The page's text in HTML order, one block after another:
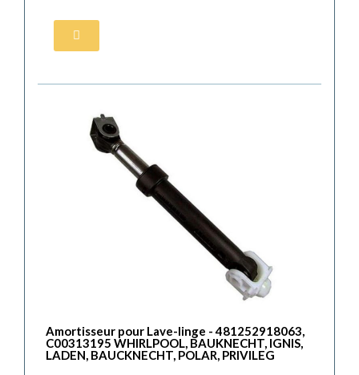
Amortisseur pour Lave-linge - 481252918063,
C00313195 WHIRLPOOL, BAUKNECHT, IGNIS,
LADEN, BAUCKNECHT, POLAR, PRIVILEG